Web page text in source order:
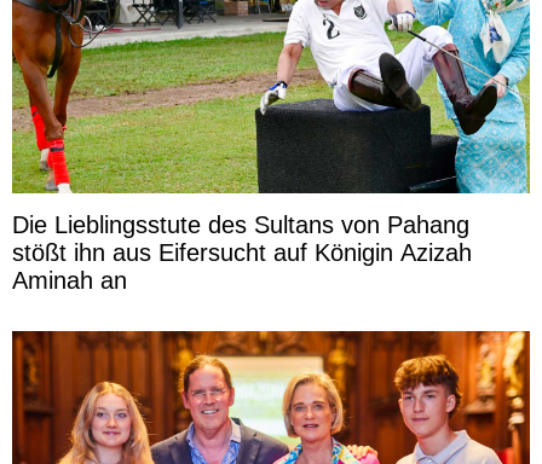
Die Lieblingsstute des Sultans von Pahang
stößt ihn aus Eifersucht auf Königin Azizah
Aminah an